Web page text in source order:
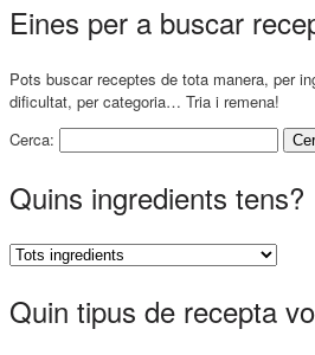
Eines per a buscar
Pots buscar receptes de tota manera, per
dificultat, per categoria… Tria i remena!
Cerca:
Quins ingredients tens?
Quin tipus de recepta